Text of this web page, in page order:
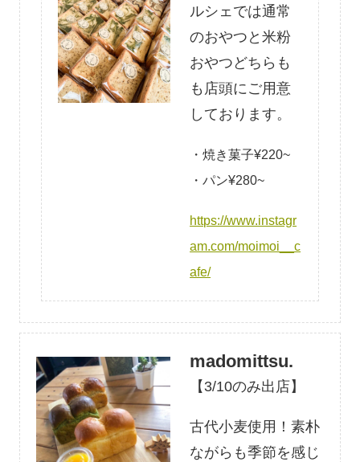
ルシェでは通常
のおやつと米粉
おやつどちらも
も店頭にご用意
しております。
・焼き菓子¥220~
・パン¥280~
https://www.instagr
am.com/moimoi__c
afe/
madomittsu.
【3/10のみ出店】
古代小麦使用！素朴
ながらも季節を感じ